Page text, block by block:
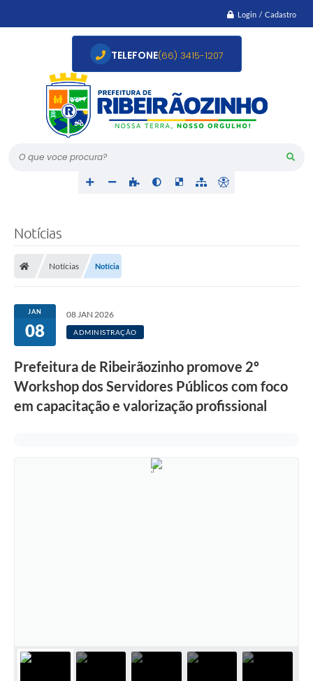
Login / Cadastro
O que voce procura?
TELEFONE(66) 3415-1207
Notícias
Notícias Notícia
JAN
08
08 JAN 2026
ADMINISTRAÇÃO
Prefeitura de Ribeirãozinho promove 2º
Workshop dos Servidores Públicos com foco
em capacitação e valorização profissional